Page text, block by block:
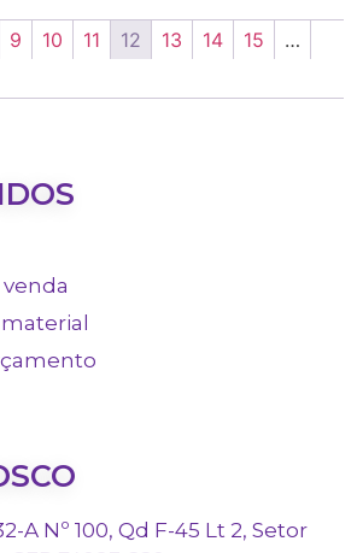
9 10 11 12 13 14 15
…
A Nº 100, Qd F-45 Lt 2, Setor